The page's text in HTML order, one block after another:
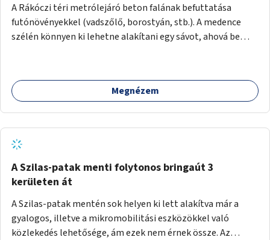
A Rákóczi téri metrólejáró beton falának befuttatása
futónövényekkel (vadszőlő, borostyán, stb.). A medence
szélén könnyen ki lehetne alakítani egy sávot, ahová be
Megnézem
A Szilas-patak menti folytonos bringaút 3
kerületen át
A Szilas-patak mentén sok helyen ki lett alakítva már a
gyalogos, illetve a mikromobilitási eszközökkel való
közlekedés lehetősége, ám ezek nem érnek össze. Az